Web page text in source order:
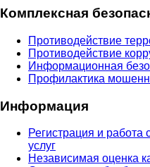
Комплексная
Противодействие
Противодействие
Информационная
Профилактика
Информация
Регистрация и
услуг
Независимая оценка